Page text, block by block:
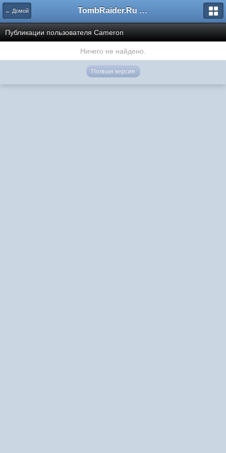
← Домой TombRaider.Ru - Форумы
Публикации пользователя Cameron
Ничего не найдено.
Полная версия